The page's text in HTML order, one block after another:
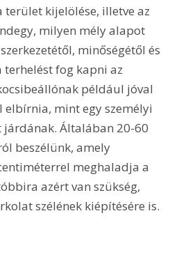
terület kijelölése, illetve az
milyen mély alapot
minőségétől és
fog kapni az
például jóval
elbírnia, mint egy személyi
járdának. Általában 20-60
beszélünk, amely
meghaladja a
azért van szükség,
szélének kiépítésére is.